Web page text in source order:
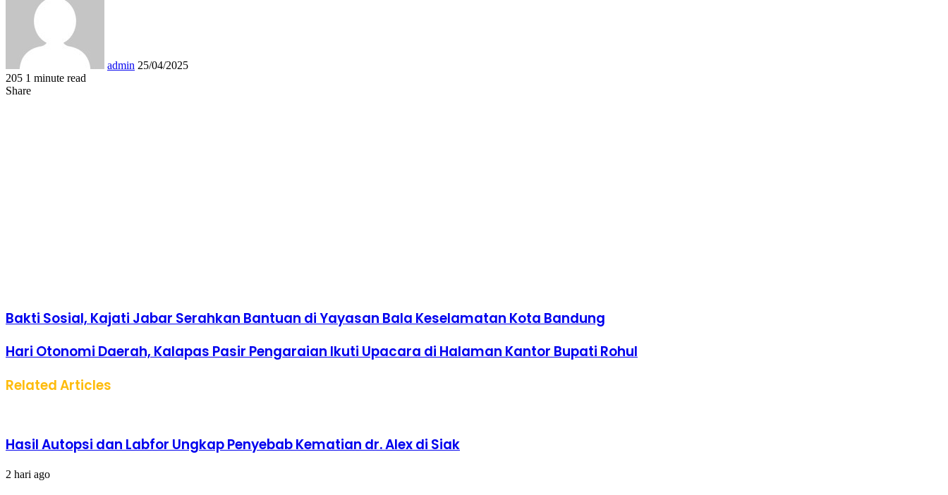
admin 25/04/2025
205 1 minute read
Facebook
Twitter
LinkedIn
Tumblr
Pinterest
Reddit
VKontakte
Odnoklassniki
Pocket
WhatsApp
Share
Print
Share
Bakti Sosial, Kajati Jabar Serahkan Bantuan di Yayasan Bala Keselamatan Kota Bandung
Hari Otonomi Daerah, Kalapas Pasir Pengaraian Ikuti Upacara di Halaman Kantor Bupati Rohul
Related Articles
Hasil Autopsi dan Labfor Ungkap Penyebab Kematian dr. Alex di Siak
2 hari ago